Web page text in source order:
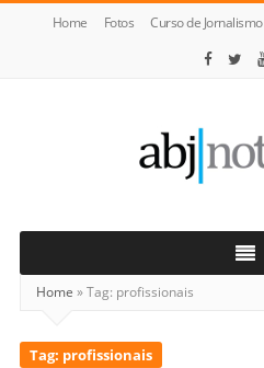
Home Fotos Curso de Jornalismo
Notícias
Home »Tag: profissionais
Tag: profissionais